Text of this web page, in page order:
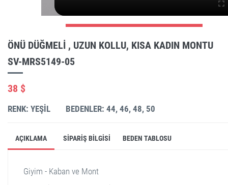
ÖNÜ DÜĞMELI , UZUN KOLLU, KISA KADIN MONTU
SV-MRS5149-05
38 $
RENK: YEŞIL BEDENLER: 44, 46, 48, 50
AÇIKLAMA SIPARIŞ BILGISI BEDEN TABLOSU
Giyim - Kaban ve Mont